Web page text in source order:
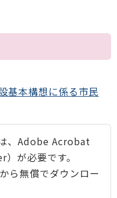
本構想に係る市民
、Adobe Acrobat
が必要です。
ら無償でダウンロー